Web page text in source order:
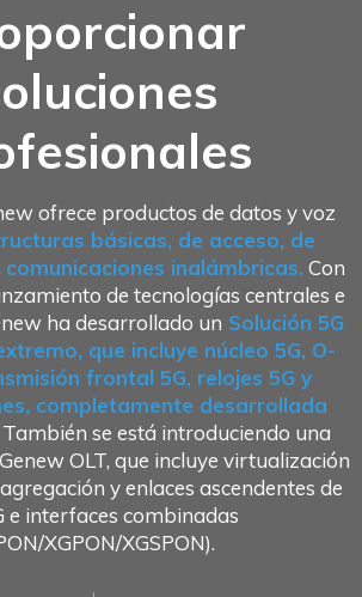
ofrece productos de datos y voz
básicas, de acceso, de
inalámbricas. Con
de tecnologías centrales e
ha desarrollado un Solución 5G
que incluye núcleo 5G, O-
frontal 5G, relojes 5G y
completamente desarrollada
También se está introduciendo una
OLT, que incluye virtualización
y enlaces ascendentes de
e interfaces combinadas
XGPON/XGSPON).